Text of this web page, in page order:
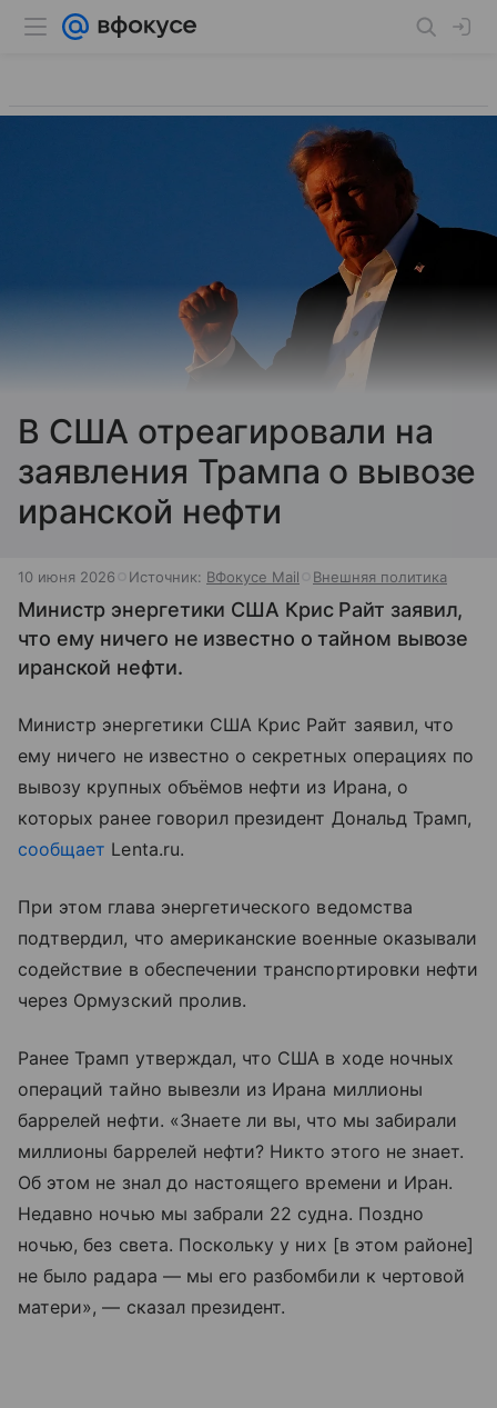
В США отреагировали на
заявления Трампа о вывозе
иранской нефти
10 июня 2026 Источник: ВФокусе Mail Внешняя политика
Министр энергетики США Крис Райт заявил,
что ему ничего не известно о тайном вывозе
иранской нефти.
Министр энергетики США Крис Райт заявил, что
ему ничего не известно о секретных операциях по
вывозу крупных объёмов нефти из Ирана, о
которых ранее говорил президент Дональд Трамп,
сообщает Lenta.ru.
При этом глава энергетического ведомства
подтвердил, что американские военные оказывали
содействие в обеспечении транспортировки нефти
через Ормузский пролив.
Ранее Трамп утверждал, что США в ходе ночных
операций тайно вывезли из Ирана миллионы
баррелей нефти. «Знаете ли вы, что мы забирали
миллионы баррелей нефти? Никто этого не знает.
Об этом не знал до настоящего времени и Иран.
Недавно ночью мы забрали 22 судна. Поздно
ночью, без света. Поскольку у них [в этом районе]
не было радара — мы его разбомбили к чертовой
матери», — сказал президент.